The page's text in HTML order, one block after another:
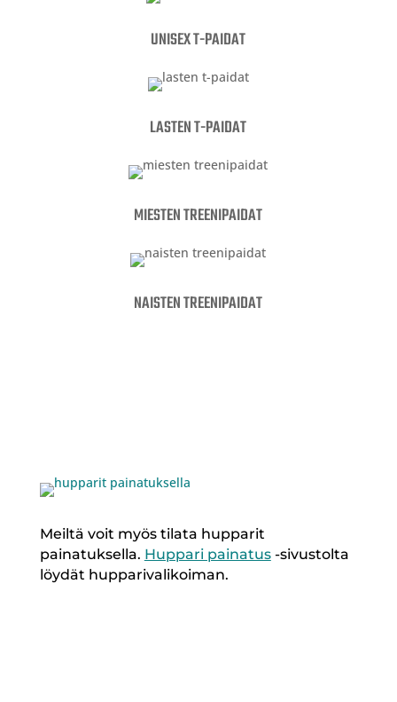
UNISEX T-PAIDAT
LASTEN T-PAIDAT
MIESTEN TREENIPAIDAT
NAISTEN TREENIPAIDAT
Meiltä voit myös tilata hupparit
painatuksella. Huppari painatus-sivustolta
löydät hupparivalikoiman.